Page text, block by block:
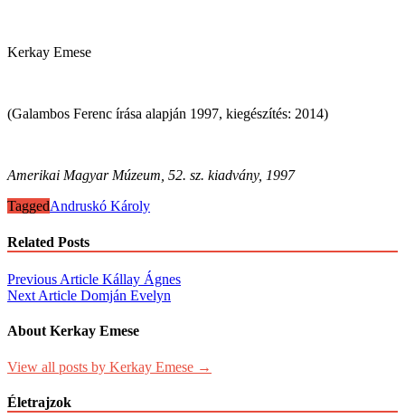
Kerkay Emese
(Galambos Ferenc írása alapján 1997, kiegészítés: 2014)
Amerikai Magyar Múzeum, 52. sz. kiadvány, 1997
TaggedAndruskó Károly
Related Posts
Post
navigation
Previous Article Kállay Ágnes
Next Article Domján Evelyn
About Kerkay Emese
View all posts by Kerkay Emese →
Életrajzok